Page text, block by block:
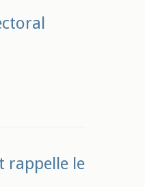
rappelle le